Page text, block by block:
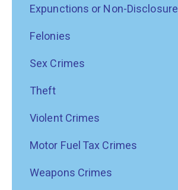
Expunctions or Non-Disclosure
Felonies
Sex Crimes
Theft
Violent Crimes
Motor Fuel Tax Crimes
Weapons Crimes